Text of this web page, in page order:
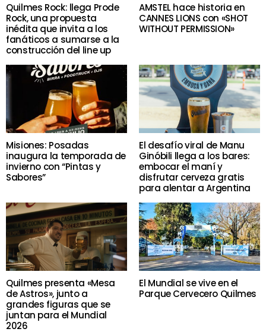
Quilmes Rock: llega Prode
Rock, una propuesta
inédita que invita a los
fanáticos a sumarse a la
construcción del line up
AMSTEL hace historia en
CANNES LIONS con «SHOT
WITHOUT PERMISSION»
Misiones: Posadas
inaugura la temporada de
invierno con “Pintas y
Sabores”
El desafío viral de Manu
Ginóbili llega a los bares:
embocar el maní y
disfrutar cerveza gratis
para alentar a Argentina
Quilmes presenta «Mesa
de Astros», junto a
grandes figuras que se
juntan para el Mundial
2026
El Mundial se vive en el
Parque Cervecero Quilmes